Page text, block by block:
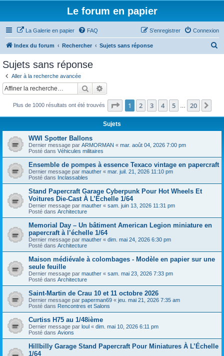
Le forum en papier
La Galerie en papier FAQ Connexion
S’enregistrer
Index du forum Rechercher Sujets sans réponse
c
Sujets sans réponse
Aller à la recherche avancée
Rechercher
Plus de 1000 résultats ont été trouvés Page 1sur20
1 2 3 4 5 20
Sujets
WWI Spotter Ballons
Dernier message par ARMORMAN « mar. août 04, 2026 7:00 pm
Posté dans Véhicules militaires
Ensemble de pompes à essence Texaco vintage en papercraft
Dernier message par mauther « mar. juil. 21, 2026 11:10 pm
Posté dans Inclassables
Stand Papercraft Garage Cyberpunk Pour Hot Wheels Et
Voitures Die-Cast À L’Échelle 1/64
Dernier message par mauther « sam. juin 13, 2026 11:31 pm
Posté dans Architecture
Memorial Day – Un bâtiment American Legion miniature en
papercraft à l’échelle 1/64
Dernier message par mauther « dim. mai 24, 2026 6:30 pm
Posté dans Architecture
Maison médiévale à colombages - Modèle en papier sur une
seule feuille
Dernier message par mauther « sam. mai 23, 2026 7:33 pm
Posté dans Architecture
Saint-Martin de Crau 10 et 11 octobre 2026
Dernier message par paperman69 « jeu. mai 21, 2026 7:35 am
Posté dans Rencontres et Salons
Curtiss H75 au 1/48ième
Dernier message par loul « dim. mai 10, 2026 6:11 pm
Posté dans Avions
Hillbilly Garage Stand Papercraft Pour Miniatures À L’Échelle
1/64